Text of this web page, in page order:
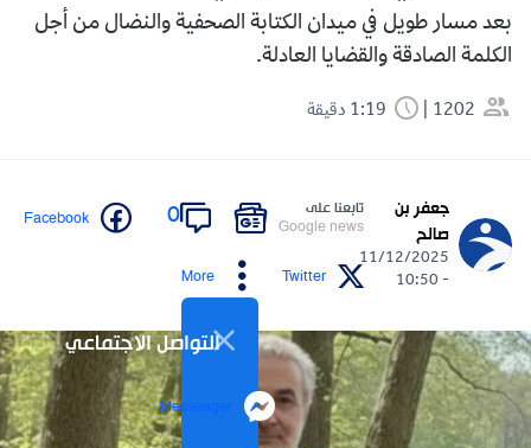
بعد مسار طويل في ميدان الكتابة الصحفية والنضال من أجل
الكلمة الصادقة والقضايا العادلة.
1202
جعفر بن
صالح
11/12/2025
- 10:50
تابعنا على
Google news
0
Facebook
Twitter
More
التواصل الاجتماعي
Messenger